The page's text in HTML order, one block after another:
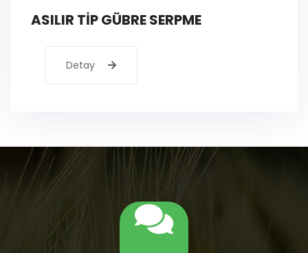
ASILIR TİP GÜBRE SERPME
Detay